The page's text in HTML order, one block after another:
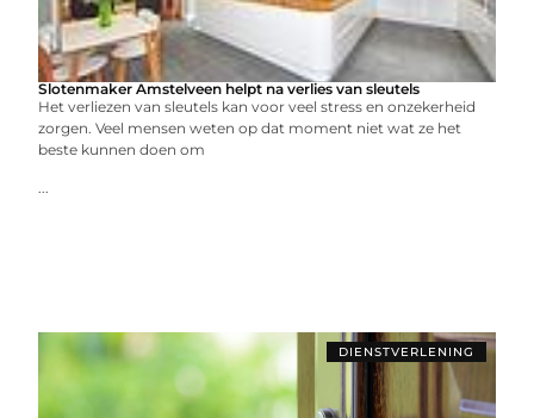
Slotenmaker Amstelveen helpt na verlies van sleutels
Het verliezen van sleutels kan voor veel stress en onzekerheid
zorgen. Veel mensen weten op dat moment niet wat ze het
beste kunnen doen om
...
DIENSTVERLENING